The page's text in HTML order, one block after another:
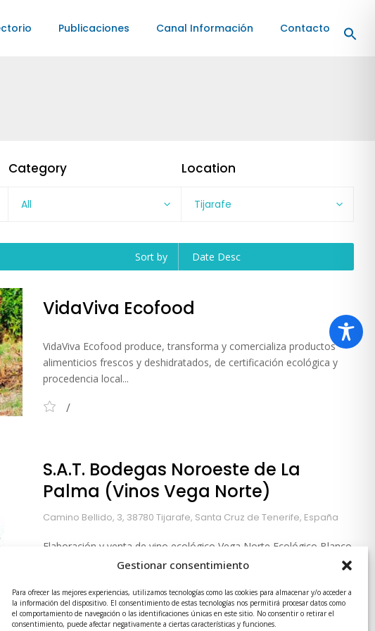
Gestionar consentimiento
Para ofrecer las mejores experiencias, utilizamos tecnologías como las cookies para almacenar y/o acceder a
la información del dispositivo. El consentimiento de estas tecnologías nos permitirá procesar datos como
el comportamiento de navegación o las identificaciones únicas en este sitio. No consentir o retirar el
consentimiento, puede afectar negativamente a ciertas características y funciones.
Publicaciones Canal Información Contacto
Category
All
Location
Tijarafe
Sort by Date Desc
VidaViva Ecofood
VidaViva Ecofood produce, transforma y comercializa productos
alimenticios frescos y deshidratados, de certificación ecológica y
procedencia local...
S.A.T. Bodegas Noroeste de La
Palma (Vinos Vega Norte)
Camino Bellido, 3, 38780 Tijarafe, Santa Cruz de Tenerife, España
Elaboración y venta de vino ecológico Vega Norte Ecológico Blanco
y Vega Norte Ecológico Tinto. Venta directa en bodega y venta